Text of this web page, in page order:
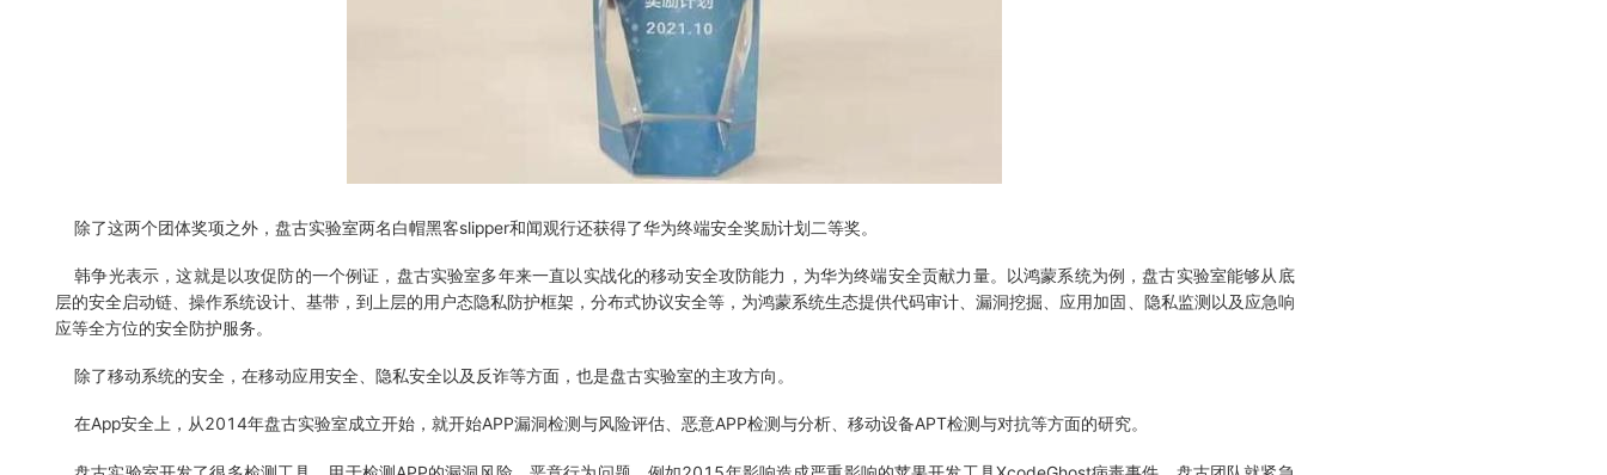
除了这两个团体奖项之外，盘古实验室两名白帽黑客slipper和闻观行还获得了华为终端安全奖励计划二等奖。
韩争光表示，这就是以攻促防的一个例证，盘古实验室多年来一直以实战化的移动安全攻防能力，为华为终端安全贡献力量。以鸿蒙系统为例，盘古实验室能够从底
层的安全启动链、操作系统设计、基带，到上层的用户态隐私防护框架，分布式协议安全等，为鸿蒙系统生态提供代码审计、漏洞挖掘、应用加固、隐私监测以及应急响
应等全方位的安全防护服务。
除了移动系统的安全，在移动应用安全、隐私安全以及反诈等方面，也是盘古实验室的主攻方向。
在App安全上，从2014年盘古实验室成立开始，就开始APP漏洞检测与风险评估、恶意APP检测与分析、移动设备APT检测与对抗等方面的研究。